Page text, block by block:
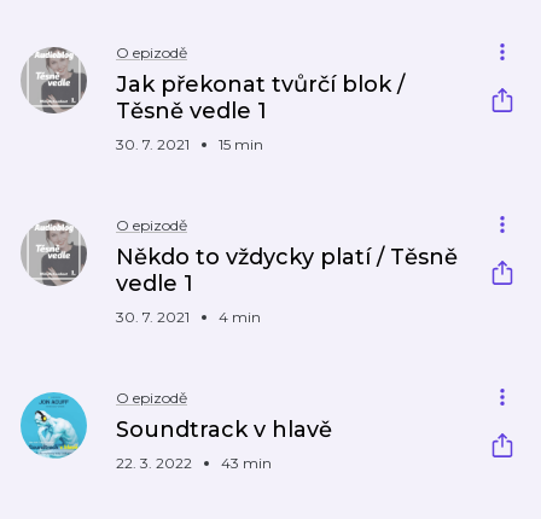
O epizodě
Jak překonat tvůrčí blok /
Těsně vedle 1
30. 7. 2021 15 min
O epizodě
Někdo to vždycky platí / Těsně
vedle 1
30. 7. 2021 4 min
O epizodě
Soundtrack v hlavě
22. 3. 2022 43 min